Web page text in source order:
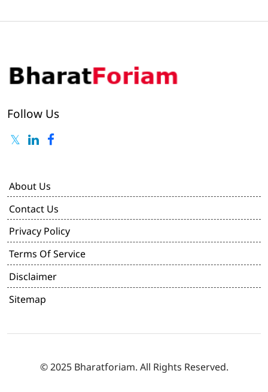
Follow Us
About Us
Contact Us
Privacy Policy
Terms Of Service
Disclaimer
Sitemap
© 2025 Bharatforiam. All Rights Reserved.